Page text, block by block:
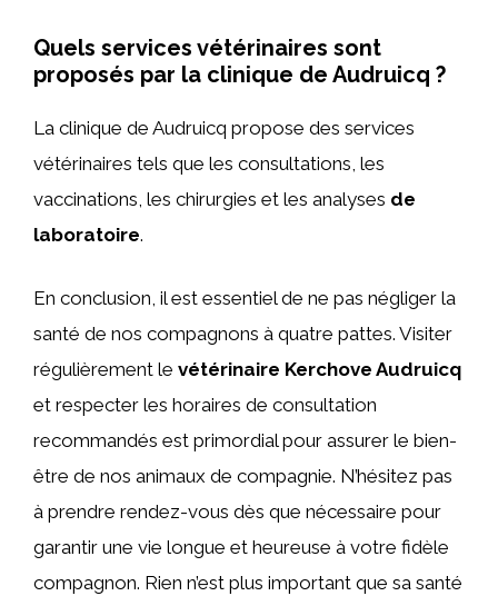
Quels services vétérinaires sont
proposés par la clinique de Audruicq ?
La clinique de Audruicq propose des services
vétérinaires tels que les consultations, les
vaccinations, les chirurgies et les analyses de
laboratoire.
En conclusion, il est essentiel de ne pas négliger la
santé de nos compagnons à quatre pattes. Visiter
régulièrement le vétérinaire Kerchove Audruicq
et respecter les horaires de consultation
recommandés est primordial pour assurer le bien-
être de nos animaux de compagnie. N’hésitez pas
à prendre rendez-vous dès que nécessaire pour
garantir une vie longue et heureuse à votre fidèle
compagnon. Rien n’est plus important que sa santé